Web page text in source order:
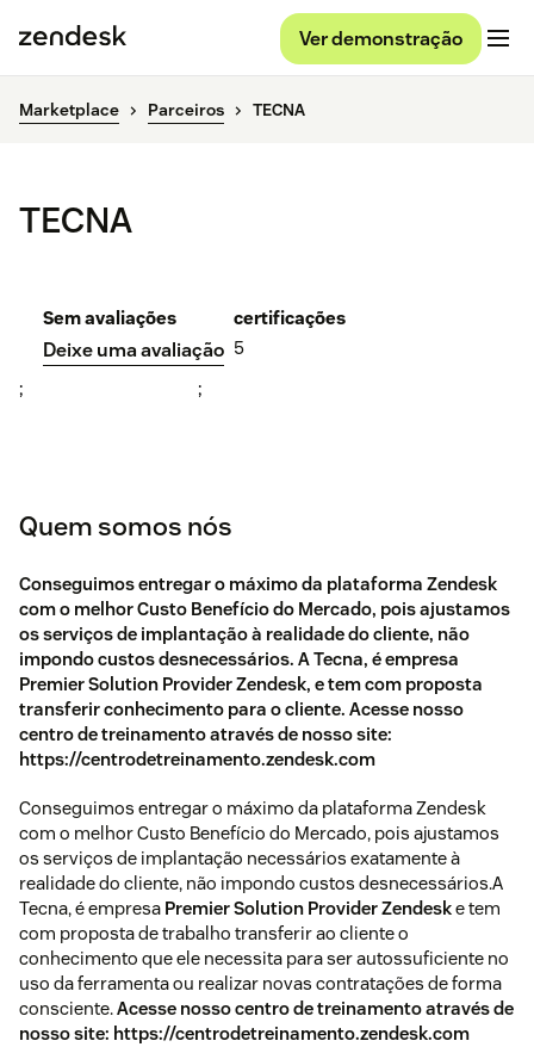
Ver demonstração
Marketplace Parceiros TECNA
TECNA
Sem avaliações
Deixe uma avaliação
certificações
5
; ;
Quem somos nós
Conseguimos entregar o máximo da plataforma Zendesk
com o melhor Custo Benefício do Mercado, pois ajustamos
os serviços de implantação à realidade do cliente, não
impondo custos desnecessários. A Tecna, é empresa
Premier Solution Provider Zendesk, e tem com proposta
transferir conhecimento para o cliente. Acesse nosso
centro de treinamento através de nosso site:
https://centrodetreinamento.zendesk.com
Conseguimos entregar o máximo da plataforma Zendesk
com o melhor Custo Benefício do Mercado, pois ajustamos
os serviços de implantação necessários exatamente à
realidade do cliente, não impondo custos desnecessários.A
Tecna, é empresa Premier Solution Provider Zendeske tem
com proposta de trabalho transferir ao cliente o
conhecimento que ele necessita para ser autossuficiente no
uso da ferramenta ou realizar novas contratações de forma
consciente.Acesse nosso centro de treinamento através de
nosso site: https://centrodetreinamento.zendesk.com